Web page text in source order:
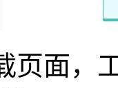
页面，